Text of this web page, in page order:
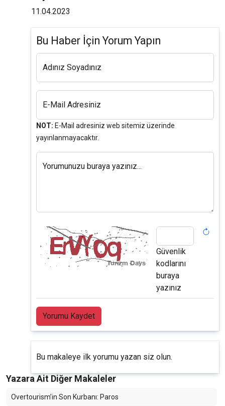
11.04.2023
Bu Haber İçin Yorum Yapın
Adınız Soyadınız
E-Mail Adresiniz
NOT: E-Mail adresiniz web sitemiz üzerinde
yayınlanmayacaktır.
Yorumunuzu buraya yazınız...
Güvenlik
kodlarını
buraya
yazınız
Yorumu Kaydet
Bu makaleye ilk yorumu yazan siz olun.
Yazara Ait Diğer Makaleler
Overtourism’in Son Kurbanı: Paros